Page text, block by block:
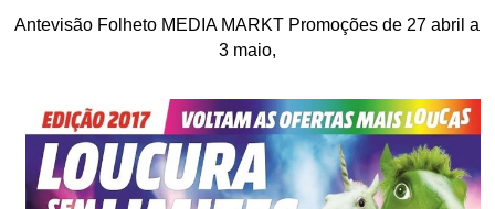
Antevisão Folheto MEDIA MARKT Promoções de 27 abril a
3 maio,